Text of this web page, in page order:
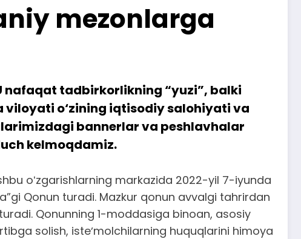
mezonlarga
tadbirkorlikning “yuzi”, balki
viloyati o‘zining iqtisodiy salohiyati va
bannerlar va peshlavhalar
kelmoqdamiz.
oʻzgarishlarning markazida 2022-yil 7-iyunda
Qonun turadi. Mazkur qonun avvalgi tahrirdan
Qonunning 1-moddasiga binoan, asosiy
solish, isteʼmolchilarning huquqlarini himoya